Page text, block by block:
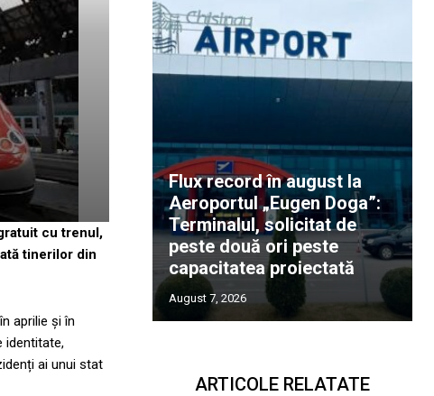
cu trenul,
tinerilor din
aprilie și în
identitate,
ai unui stat
Flux record în august la
Aeroportul „Eugen Doga”:
Terminalul, solicitat de
peste două ori peste
capacitatea proiectată
August 7, 2026
ARTICOLE RELATATE